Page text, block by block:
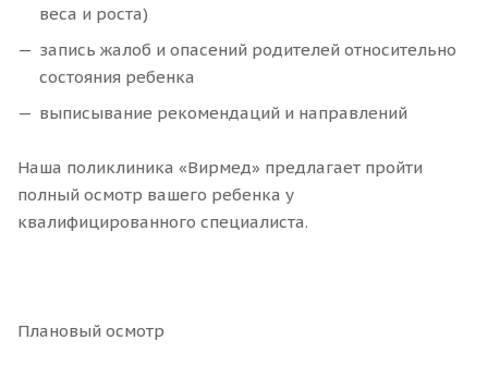
веса и роста)
запись жалоб и опасений родителей относительно
состояния ребенка
выписывание рекомендаций и направлений
Наша поликлиника «Вирмед» предлагает пройти
полный осмотр вашего ребенка у
квалифицированного специалиста.
Плановый осмотр